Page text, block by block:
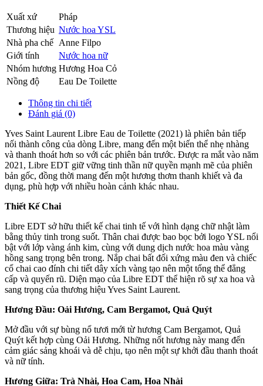
Xuất xứ
Pháp
Thương hiệu Nước hoa YSL
Nhà pha chế Anne Filpo
Giới tính
Nước hoa nữ
Nhóm hương Hương Hoa Cỏ
Nồng độ
Eau De Toilette
Thông tin chi tiết
Đánh giá (0)
Yves Saint Laurent Libre Eau de Toilette (2021) là phiên bản tiếp
nối thành công của dòng Libre, mang đến một biến thể nhẹ nhàng
và thanh thoát hơn so với các phiên bản trước. Được ra mắt vào năm
2021, Libre EDT giữ vững tinh thần nữ quyền mạnh mẽ của phiên
bản gốc, đồng thời mang đến một hương thơm thanh khiết và đa
dụng, phù hợp với nhiều hoàn cảnh khác nhau.
Thiết Kế Chai
Libre EDT sở hữu thiết kế chai tinh tế với hình dạng chữ nhật làm
bằng thủy tinh trong suốt. Thân chai được bao bọc bởi logo YSL nổi
bật với lớp vàng ánh kim, cùng với dung dịch nước hoa màu vàng
hồng sang trọng bên trong. Nắp chai bất đối xứng màu đen và chiếc
cổ chai cao đính chi tiết dây xích vàng tạo nên một tổng thể đẳng
cấp và quyến rũ. Diện mạo của Libre EDT thể hiện rõ sự xa hoa và
sang trọng của thương hiệu Yves Saint Laurent.
Hương Đầu: Oải Hương, Cam Bergamot, Quả Quýt
Mở đầu với sự bùng nổ tươi mới từ hương Cam Bergamot, Quả
Quýt kết hợp cùng Oải Hương. Những nốt hương này mang đến
cảm giác sảng khoái và dễ chịu, tạo nên một sự khởi đầu thanh thoát
và nữ tính.
Hương Giữa: Trà Nhài, Hoa Cam, Hoa Nhài